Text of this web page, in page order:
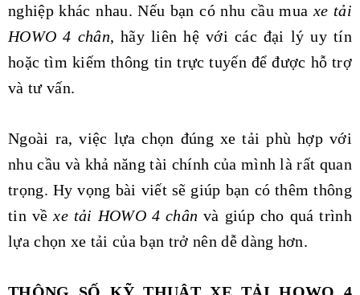
nghiệp khác nhau. Nếu bạn có nhu cầu mua xe tải
HOWO 4 chân, hãy liên hệ với các đại lý uy tín
hoặc tìm kiếm thông tin trực tuyến để được hỗ trợ
và tư vấn.
Ngoài ra, việc lựa chọn đúng xe tải phù hợp với
nhu cầu và khả năng tài chính của mình là rất quan
trọng. Hy vọng bài viết sẽ giúp bạn có thêm thông
tin vềxe tải HOWO 4 chân và giúp cho quá trình
lựa chọn xe tải của bạn trở nên dễ dàng hơn.